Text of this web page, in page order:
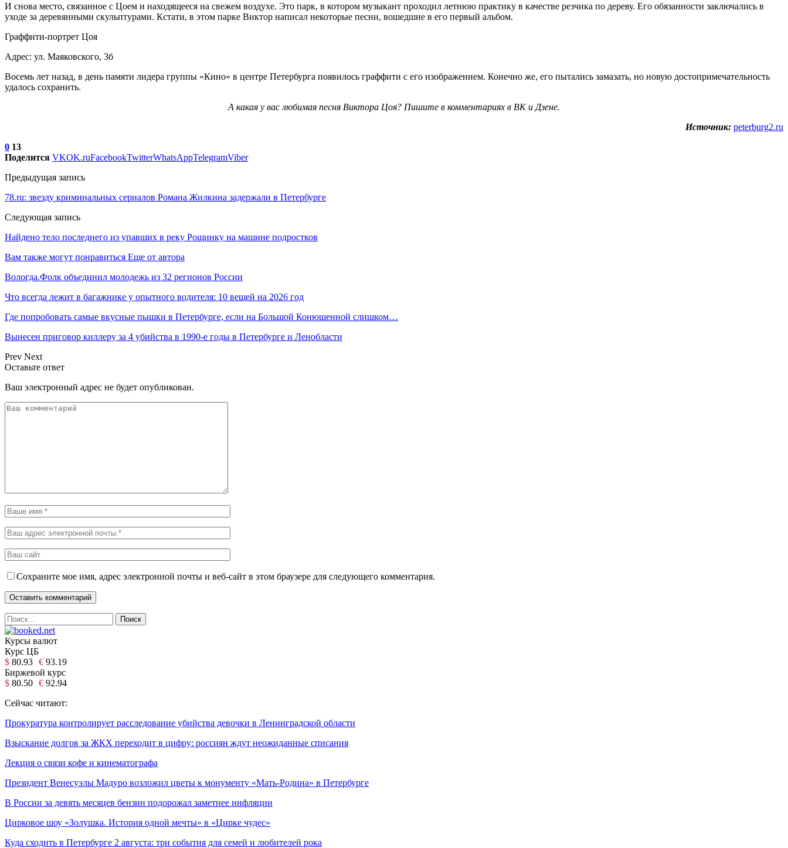
И снова место, связанное с Цоем и находящееся на свежем воздухе. Это парк, в котором музыкант проходил летнюю практику в качестве резчика по дереву. Его обязанности заключались в
уходе за деревянными скульптурами. Кстати, в этом парке Виктор написал некоторые песни, вошедшие в его первый альбом.
Граффити-портрет Цоя
Адрес: ул. Маяковского, 3б
Восемь лет назад, в день памяти лидера группы «Кино» в центре Петербурга появилось граффити с его изображением. Конечно же, его пытались замазать, но новую достопримечательность
удалось сохранить.
А какая у вас любимая песня Виктора Цоя? Пишите в комментариях в ВК и Дзене.
Источник: peterburg2.ru
0 13
Поделится VKOK.ruFacebookTwitterWhatsAppTelegramViber
Предыдущая запись
78.ru: звезду криминальных сериалов Романа Жилкина задержали в Петербурге
Следующая запись
Найдено тело последнего из упавших в реку Рощинку на машине подростков
Вам также могут понравиться Еще от автора
Вологда.Фолк объединил молодежь из 32 регионов России
Что всегда лежит в багажнике у опытного водителя: 10 вещей на 2026 год
Где попробовать самые вкусные пышки в Петербурге, если на Большой Конюшенной слишком…
Вынесен приговор киллеру за 4 убийства в 1990-е годы в Петербурге и Ленобласти
Prev Next
Оставьте ответ
Ваш электронный адрес не будет опубликован.
Сохраните мое имя, адрес электронной почты и веб-сайт в этом браузере для следующего комментария.
Курсы валют
Курс ЦБ
$ 80.93 € 93.19
Биржевой курс
$ 80.50 € 92.94
Сейчас читают:
Прокуратура контролирует расследование убийства девочки в Ленинградской области
Взыскание долгов за ЖКХ переходит в цифру: россиян ждут неожиданные списания
Лекция о связи кофе и кинематографа
Президент Венесуэлы Мадуро возложил цветы к монументу «Мать-Родина» в Петербурге
В России за девять месяцев бензин подорожал заметнее инфляции
Цирковое шоу «Золушка. История одной мечты» в «Цирке чудес»
Куда сходить в Петербурге 2 августа: три события для семей и любителей рока